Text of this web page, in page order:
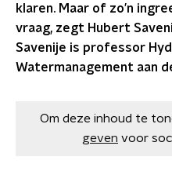
klaren. Maar of zo’n
vraag, zegt Hubert
Savenije is professor
Watermanagement aan
Om deze inhoud te
geven voor